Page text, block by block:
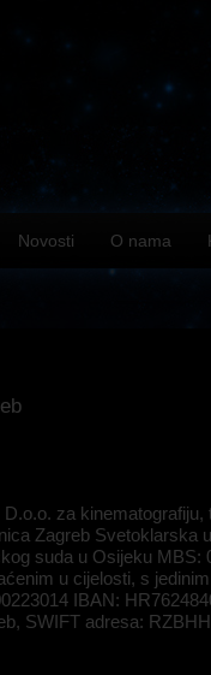
Novosti O nama
za kinematografiju,
Zagreb Svetoklarska
suda u Osijeku MBS:
u cijelosti, s
IBAN:
SWIFT adresa: